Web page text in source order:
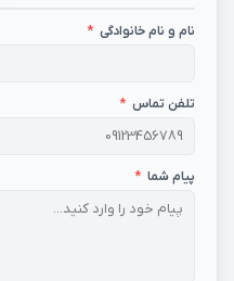
نام و نام خانوادگی *
تلفن تماس *
پیام شما *